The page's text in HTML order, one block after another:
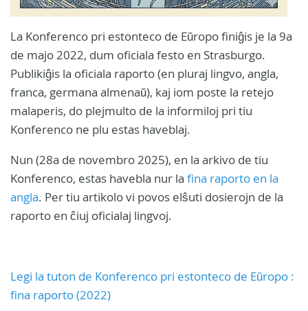
La Konferenco pri estonteco de Eŭropo finiĝis je la 9a
de majo 2022, dum oficiala festo en Strasburgo.
Publikiĝis la oficiala raporto (en pluraj lingvo, angla,
franca, germana almenaŭ), kaj iom poste la retejo
malaperis, do plejmulto de la informiloj pri tiu
Konferenco ne plu estas haveblaj.
Nun (28a de novembro 2025), en la arkivo de tiu
Konferenco, estas havebla nur la fina raporto en la
angla. Per tiu artikolo vi povos elŝuti dosierojn de la
raporto en ĉiuj oficialaj lingvoj.
Legi la tuton de Konferenco pri estonteco de Eŭropo :
fina raporto (2022)